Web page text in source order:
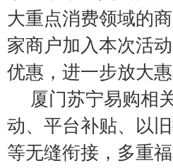
大重点消费领域的
家商户加入本次活
优惠，进一步放大惠
厦门苏宁易购相
动、平台补贴、以
等无缝衔接，多重